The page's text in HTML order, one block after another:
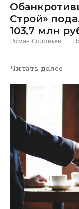
Строй»
103,7 млн
Роман Соловьев ·
Читать далее